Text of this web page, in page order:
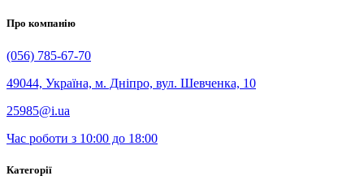
Про компанію
(056) 785-67-70
49044, Україна, м. Дніпро, вул. Шевченка, 10
25985@i.ua
Час роботи з 10:00 до 18:00
Категорії